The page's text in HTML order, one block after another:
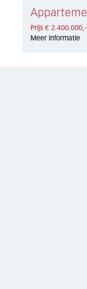
Prijs € 2.400.000,-
Meer informatie